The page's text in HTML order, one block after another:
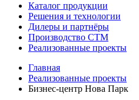
Каталог продукции
Решения и технологии
Дилеры и партнёры
Производство СТМ
Реализованные проекты
Главная
Реализованные проекты
Бизнес-центр Нова Парк